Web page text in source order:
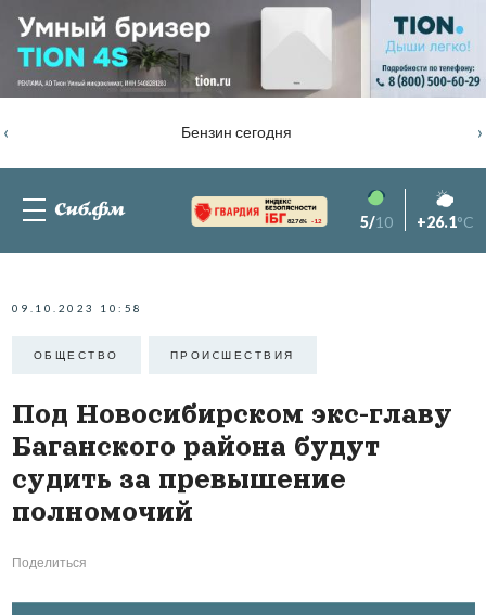
Бензин сегодня
‹ ›
82.76% -1.2 5/10 +26.1°C
09.10.2023 10:58
ОБЩЕСТВО ПРОИCШЕСТВИЯ
Под Новосибирском экс-главу
Баганского района будут
судить за превышение
полномочий
Поделиться